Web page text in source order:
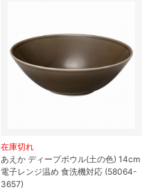
在庫切れ
あえか ディープボウル(土の色) 14cm
電子レンジ温め 食洗機対応 (58064-
3657)